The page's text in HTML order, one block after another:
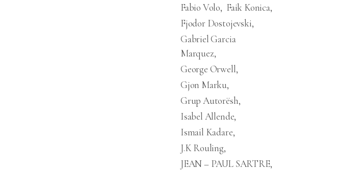
Fabio Volo
Faik Konica
Fjodor Dostojevski
Gabriel Garcia
Marquez
George Orwell
Gjon Marku
Grup Autorësh
Isabel Allende
Ismail Kadare
J.K Rouling
JEAN – PAUL SARTRE